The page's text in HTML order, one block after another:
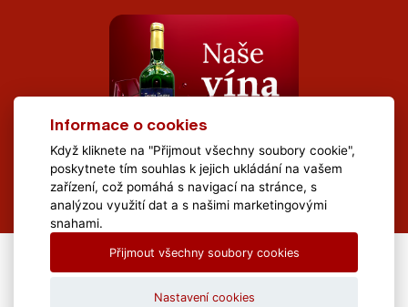
All Rights Reserved Muzeum Brněnska © 2020, Webdesign by
Informace o cookies
Když kliknete na "Přijmout všechny soubory cookie",
poskytnete tím souhlas k jejich ukládání na vašem
zařízení, což pomáhá s navigací na stránce, s
analýzou využití dat a s našimi marketingovými
snahami.
Přijmout všechny soubory cookies
Nastavení cookies